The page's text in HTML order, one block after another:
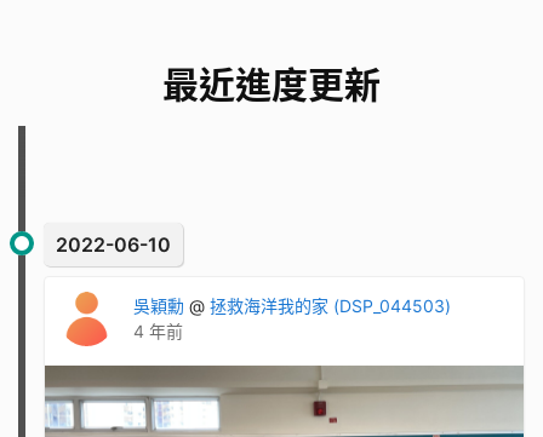
最近進度更新
2022-06-10
吳穎勳 @ 拯救海洋我的家 (DSP_044503)
4 年前